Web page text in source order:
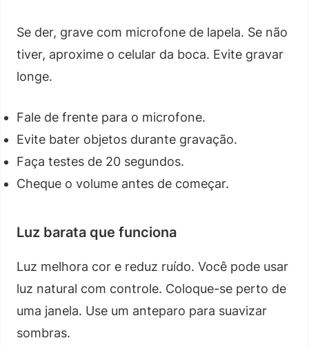
Se der, grave com microfone de lapela. Se não
tiver, aproxime o celular da boca. Evite gravar
longe.
Fale de frente para o microfone.
Evite bater objetos durante gravação.
Faça testes de 20 segundos.
Cheque o volume antes de começar.
Luz barata que funciona
Luz melhora cor e reduz ruído. Você pode usar
luz natural com controle. Coloque-se perto de
uma janela. Use um anteparo para suavizar
sombras.